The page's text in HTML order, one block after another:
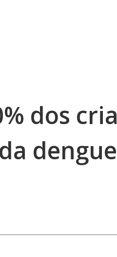
dos